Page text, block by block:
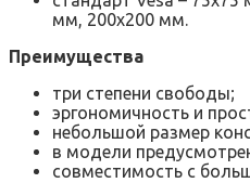
мм, 200х200 мм.
Преимущества
три степени свободы;
эргономичность и
небольшой размер
в модели
совместимость с